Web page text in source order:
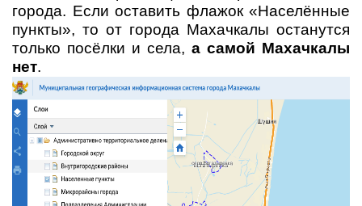
города. Если оставить флажок «Населённые
пункты», то от города Махачкалы останутся
только посёлки и села, а самой Махачкалы
нет.